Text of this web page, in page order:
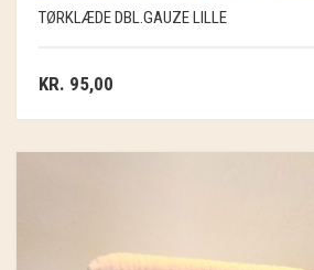
TØRKLÆDE DBL.GAUZE LILLE
KR. 95,00